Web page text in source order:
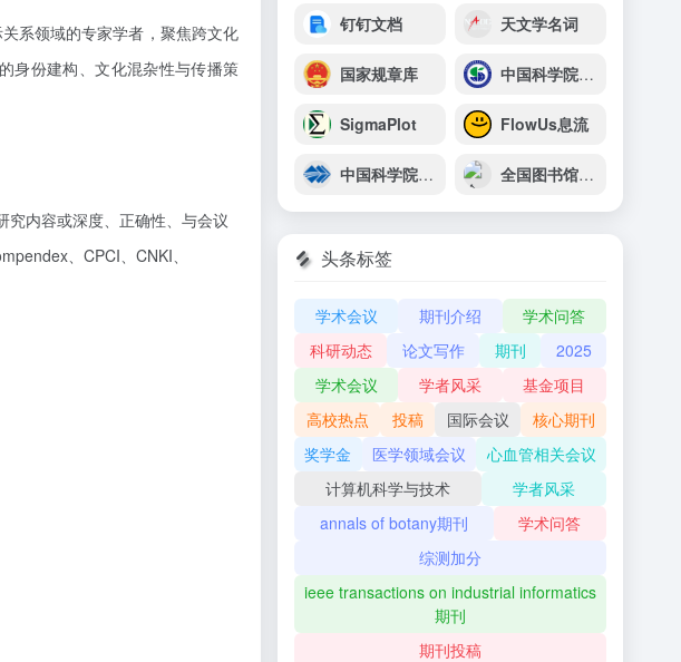
系领域的专家学者，聚焦跨文化
身份建构、文化混杂性与传播策
究内容或深度、正确性、与会议
、CPCI、CNKI、
钉钉文档 天文学名词
国家规章库 中国科学院新疆生态与地理研究所
SigmaPlot FlowUs息流
中国科学院微电子研究所 全国图书馆参考咨询联盟
头条标签
学术会议 期刊介绍
学术问答
科研动态
论文写作 期刊
2025
学术会议
学者风采
基金项目
高校热点
投稿 国际会议
核心期刊
奖学金
医学领域会议
心血管相关会议
计算机科学与技术
学者风采
annals of botany期刊
学术问答
综测加分
ieee transactions on industrial informatics
期刊
期刊投稿